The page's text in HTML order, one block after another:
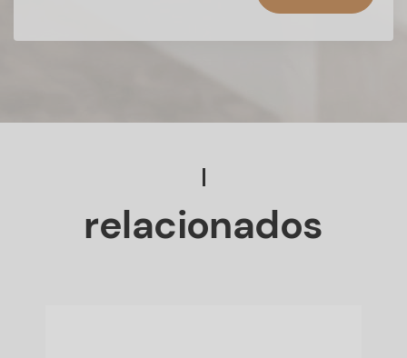
relacionados